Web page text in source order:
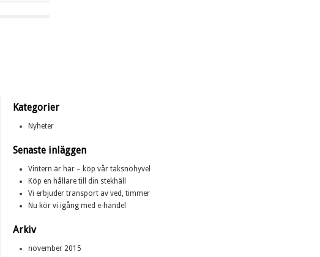
Kategorier
Nyheter
Senaste inläggen
Vintern är här – köp vår taksnöhyvel
Köp en hållare till din stekhäll
Vi erbjuder transport av ved, timmer
Nu kör vi igång med e-handel
Arkiv
november 2015